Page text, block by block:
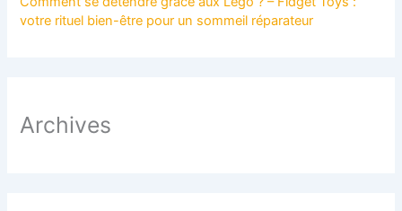
votre rituel bien-être pour un sommeil réparateur
Archives